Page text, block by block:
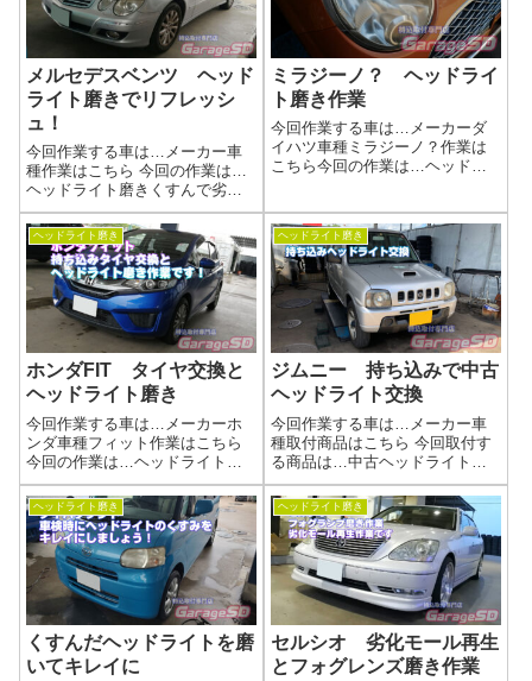
メルセデスベンツ ヘッド
ライト磨きでリフレッシ
ュ！
今回作業する車は…メーカー車
種作業はこちら 今回の作業は…
ヘッドライト磨きくすんで劣化
してしまったヘッドライトを磨
きあげましょう！作業写真バッ
チリ綺麗になりました(^_-)-☆ヘ
ッドライト磨きの工程当店施工
事例ヘッドライト磨きの施工例
ブログ...
ミラジーノ？ ヘッドライ
ト磨き作業
今回作業する車は…メーカーダ
イハツ車種ミラジーノ？作業は
こちら今回の作業は…ヘッドラ
しょう(^^)/作業写真バッチリ綺麗
になりました(^_-)-☆ヘッドライ
トの黄ばみ、諦めていません
か...
ヘッドライト磨き
ホンダFIT タイヤ交換と
ヘッドライト磨き
今回作業する車は…メーカーホ
ンダ車種フィット作業はこちら
今回の作業は…ヘッドライト磨
きくすんで劣化してしまったヘ
ッドライトを磨きあげましょう
(^^)/上部が曇ってしまっています
( 一一)作業写真バッチリ綺麗に
なりました(^_-)-☆ヘッド...
ヘッドライト磨き
ジムニー 持ち込みで中古
ヘッドライト交換
今回作業する車は…メーカー車
種取付商品はこちら 今回取付す
る商品は…中古ヘッドライト作
業写真曇りが気になっての交換
だったみたいですが、まだまだ
キレイになる余地はあります
ね。当店ではヘッドライト磨き
作業を行っていますので、そち
らを提案させてい...
ヘッドライト磨き
くすんだヘッドライトを磨
いてキレイに
ヘッドライト磨き
セルシオ 劣化モール再生
とフォグレンズ磨き作業